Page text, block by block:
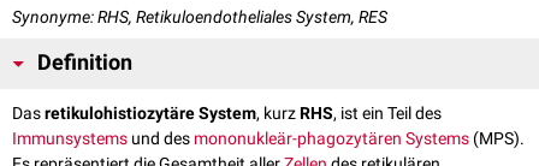
Synonyme: RHS, Retikuloendotheliales System, RES
Definition
Dasretikulohistiozytäre System, kurzRHS, ist ein Teil des
Immunsystems und des mononukleär-phagozytären Systems (MPS).